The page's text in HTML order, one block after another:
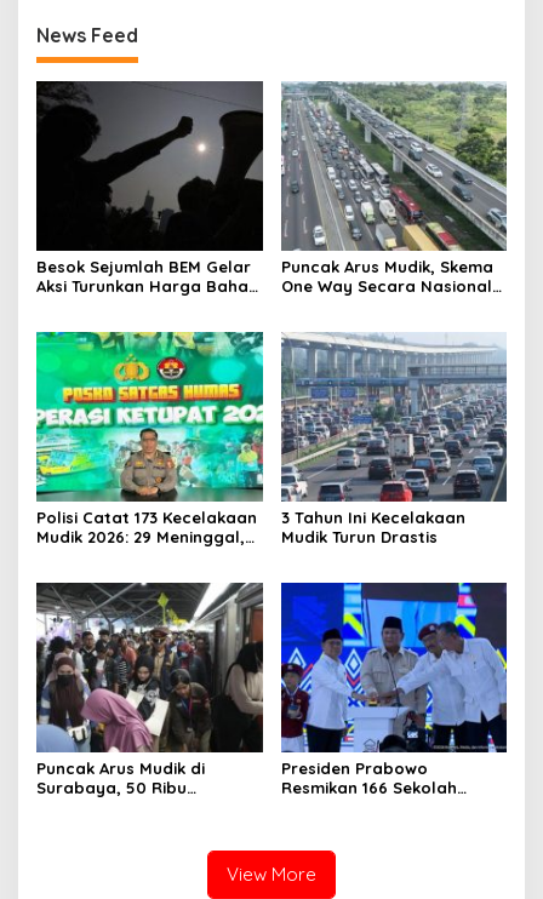
News Feed
Besok Sejumlah BEM Gelar
Aksi Turunkan Harga Bahan
Puncak Arus Mudik, Skema
One Way Secara Nasional
Polisi Catat 173 Kecelakaan
Mudik 2026: 29 Meninggal,
3 Tahun Ini Kecelakaan
Mudik Turun Drastis
Puncak Arus Mudik di
Surabaya, 50 Ribu
Presiden Prabowo
Resmikan 166 Sekolah
View More